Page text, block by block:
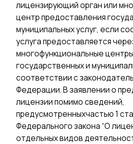
лицензирующий орган или
центр предоставления
муниципальных услуг, если
услуга предоставляется
многофункциональные
государственных и
соответствии с
Федерации. В заявлении о
лицензии помимо сведений,
предусмотренныхчастью 1
Федерального закона “О
отдельных видов